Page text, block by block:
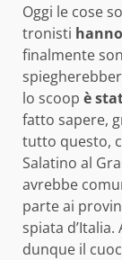
Oggi le cose
tronisti
finalmente
lo scoop è
fatto sapere,
tutto questo,
Salatino al
avrebbe
parte ai
spiata
dunque il